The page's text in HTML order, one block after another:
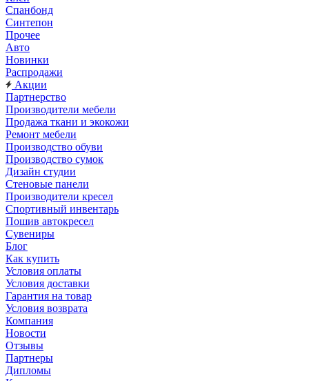
Спанбонд
Синтепон
Прочее
Авто
Новинки
Распродажи
Акции
Партнерство
Производители мебели
Продажа ткани и экокожи
Ремонт мебели
Производство обуви
Производство сумок
Дизайн студии
Стеновые панели
Производители кресел
Спортивный инвентарь
Пошив автокресел
Сувениры
Блог
Как купить
Условия оплаты
Условия доставки
Гарантия на товар
Условия возврата
Компания
Новости
Отзывы
Партнеры
Дипломы